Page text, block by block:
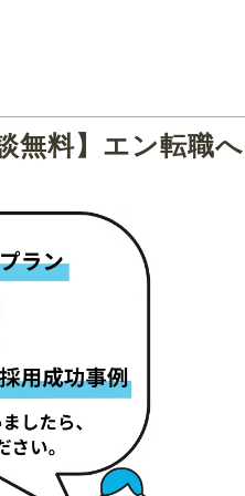
無料】エン転職